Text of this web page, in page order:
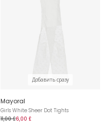
Добавить сразу
Mayoral
Girls White Sheer Dot Tights
11,00 £6,00 £